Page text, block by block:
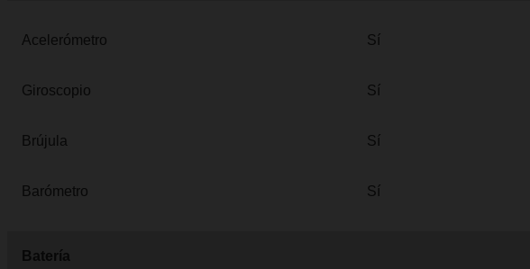
Acelerómetro Sí
Giroscopio Sí
Brújula Sí
Barómetro Sí
Batería